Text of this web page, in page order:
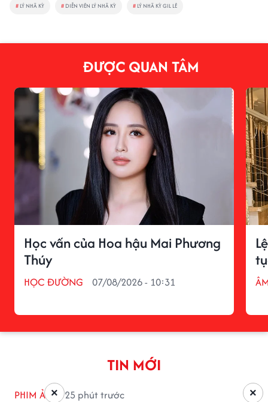
# LÝ NHÃ KỲ # DIỄN VIÊN LÝ NHÃ KỲ # LÝ NHÃ KỲ GIL LÊ
ĐƯỢC QUAN TÂM
Học vấn của Hoa hậu Mai Phương
Thúy
HỌC ĐƯỜNG 07/08/2026 - 10:31
TIN MỚI
PHIM ẢNH 25 phút trước ×
×